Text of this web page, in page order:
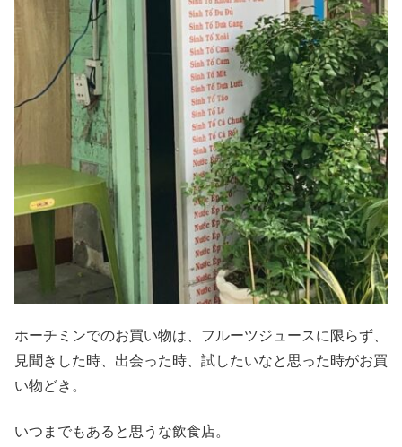
ホーチミンでのお買い物は、フルーツジュースに限らず、
見聞きした時、出会った時、試したいなと思った時がお買
い物どき。
いつまでもあると思うな飲食店。